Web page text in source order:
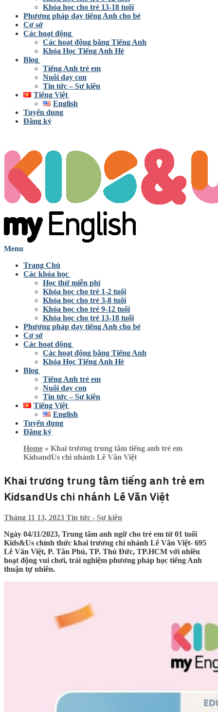
Khóa học cho trẻ 13-18 tuổi
Phương pháp dạy tiếng Anh cho bé
Cơ sở
Các hoạt động
Các hoạt động bằng Tiếng Anh
Khóa Học Tiếng Anh Hè
Blog
Tiếng Anh trẻ em
Nuôi dạy con
Tin tức – Sự kiện
Tiếng Việt
English
Tuyển dụng
Đăng ký
Menu
Trang Chủ
Các khóa học
Học thử miễn phí
Khóa học cho trẻ 1-2 tuổi
Khóa học cho trẻ 3-8 tuổi
Khóa học cho trẻ 9-12 tuổi
Khóa học cho trẻ 13-18 tuổi
Phương pháp dạy tiếng Anh cho bé
Cơ sở
Các hoạt động
Các hoạt động bằng Tiếng Anh
Khóa Học Tiếng Anh Hè
Blog
Tiếng Anh trẻ em
Nuôi dạy con
Tin tức – Sự kiện
Tiếng Việt
English
Tuyển dụng
Đăng ký
Home » Khai trương trung tâm tiếng anh trẻ em
KidsandUs chi nhánh Lê Văn Việt
Khai trương trung tâm tiếng anh trẻ em
KidsandUs chi nhánh Lê Văn Việt
Tháng 11 13, 2023 Tin tức - Sự kiện
Ngày 04/11/2023, Trung tâm anh ngữ cho trẻ em từ 01 tuổi
Kids&Us chính thức khai trương chi nhánh Lê Văn Việt- 695
Lê Văn Việt, P. Tân Phú, TP. Thủ Đức, TP.HCM với nhiều
hoạt động vui chơi, trải nghiệm phương pháp học tiếng Anh
thuận tự nhiên.